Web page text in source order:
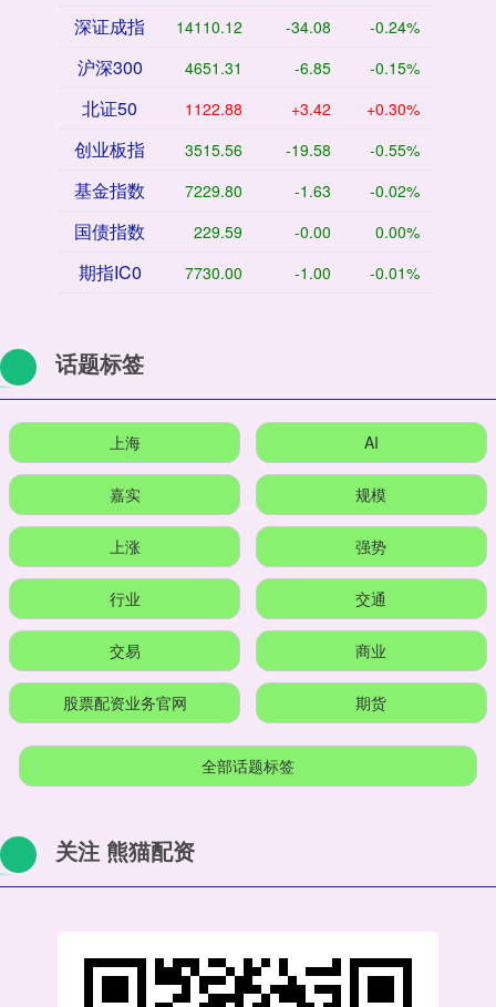
深证成指 14110.12 -34.08 -0.24%
沪深300 4651.31 -6.85 -0.15%
北证50 1122.88 +3.42 +0.30%
创业板指 3515.56 -19.58 -0.55%
基金指数 7229.80 -1.63 -0.02%
国债指数 229.59 -0.00 0.00%
期指IC0 7730.00 -1.00 -0.01%
话题标签
上海 AI
嘉实 规模
上涨 强势
行业 交通
交易 商业
股票配资业务官网 期货
全部话题标签
关注 熊猫配资